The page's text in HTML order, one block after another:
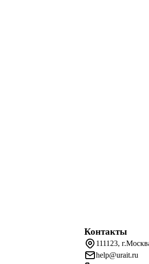
Контакты
111123,
help@urait.ru